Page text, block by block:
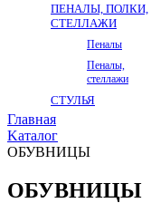
ПЕНАЛЫ, ПОЛКИ,
СТЕЛЛАЖИ
Пеналы
Пеналы,
стеллажи
СТУЛЬЯ
Главная
Kаталог
ОБУВНИЦЫ
ОБУВНИЦЫ